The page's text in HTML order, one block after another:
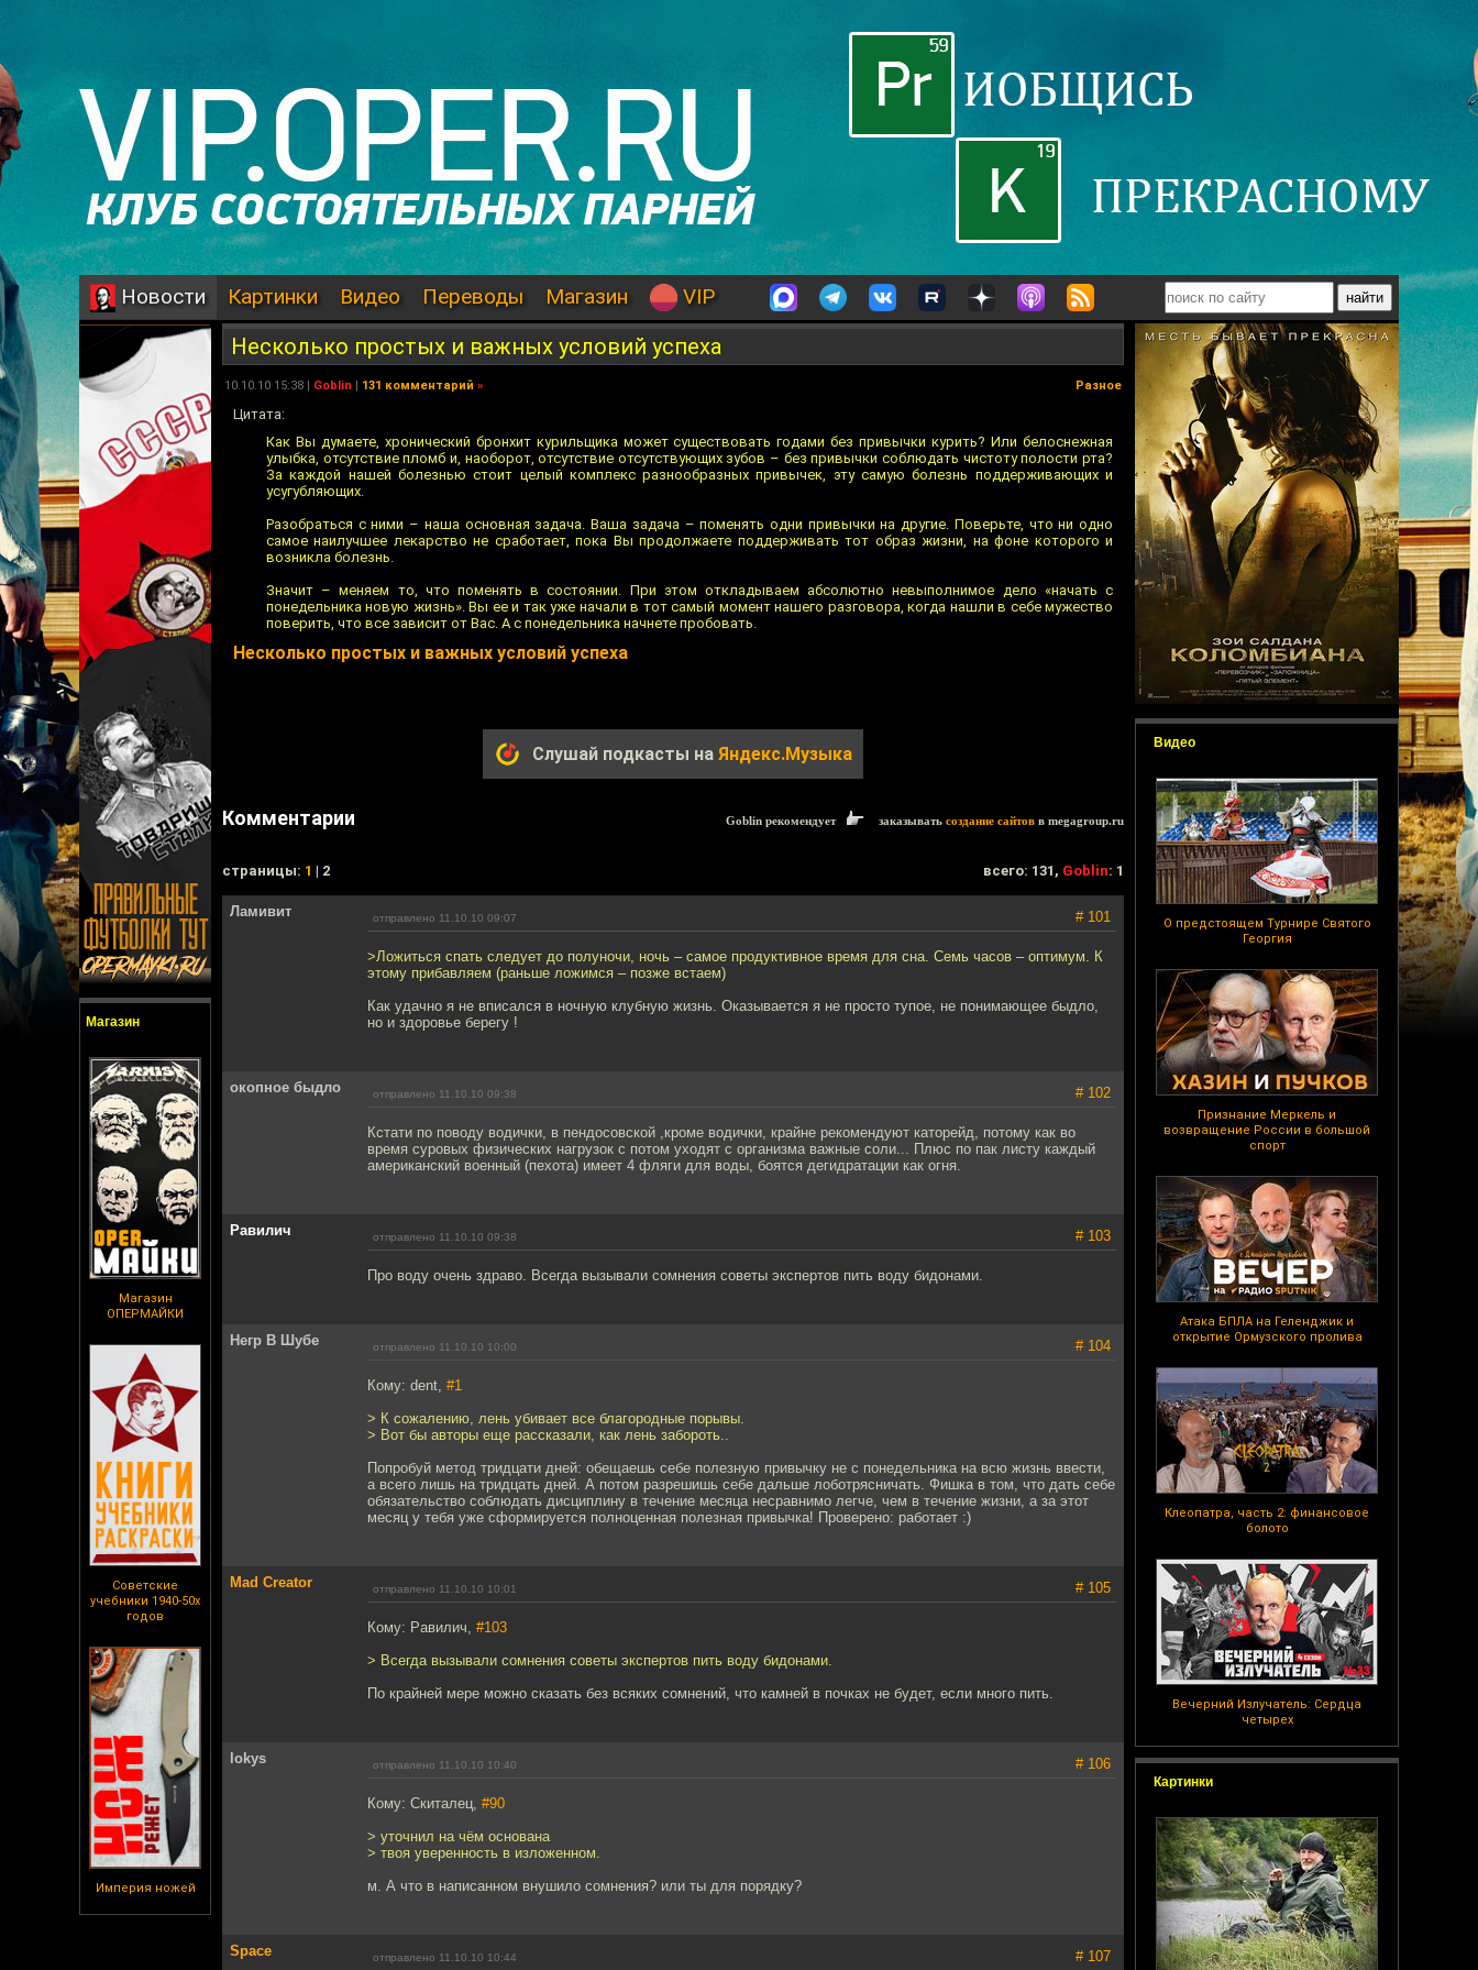
Новости Картинки Видео Переводы Магазин VIP
Магазин
Магазин
ОПЕРМАЙКИ
Советские
учебники 1940-50х
годов
Империя ножей
Видео
О предстоящем Турнире Святого
Георгия
Признание Меркель и
возвращение России в большой
спорт
Атака БПЛА на Геленджик и
открытие Ормузского пролива
Клеопатра, часть 2: финансовое
болото
Вечерний Излучатель: Сердца
четырех
Картинки
Несколько простых и важных условий успеха
10.10.10 15:38 | Goblin | 131 комментарий » Разное
Цитата:
Как Вы думаете, хронический бронхит курильщика может существовать годами без привычки курить? Или белоснежная
улыбка, отсутствие пломб и, наоборот, отсутствие отсутствующих зубов – без привычки соблюдать чистоту полости рта?
За каждой нашей болезнью стоит целый комплекс разнообразных привычек, эту самую болезнь поддерживающих и
усугубляющих.
Разобраться с ними – наша основная задача. Ваша задача – поменять одни привычки на другие. Поверьте, что ни одно
самое наилучшее лекарство не сработает, пока Вы продолжаете поддерживать тот образ жизни, на фоне которого и
возникла болезнь.
Значит – меняем то, что поменять в состоянии. При этом откладываем абсолютно невыполнимое дело «начать с
понедельника новую жизнь». Вы ее и так уже начали в тот самый момент нашего разговора, когда нашли в себе мужество
поверить, что все зависит от Вас. А с понедельника начнете пробовать.
Несколько простых и важных условий успеха
Слушай подкасты на Яндекс.Музыка
Комментарии Goblin рекомендует заказывать создание сайтов в megagroup.ru
cтраницы: 1 | 2 всего: 131, Goblin: 1
Ламивит отправлено 11.10.10 09:07 # 101
>Ложиться спать следует до полуночи, ночь – самое продуктивное время для сна. Семь часов – оптимум. К
этому прибавляем (раньше ложимся – позже встаем)
Как удачно я не вписался в ночную клубную жизнь. Оказывается я не просто тупое, не понимающее быдло,
но и здоровье берегу !
окопное быдло отправлено 11.10.10 09:38 # 102
Кстати по поводу водички, в пендосовской ,кроме водички, крайне рекомендуют каторейд, потому как во
время суровых физических нагрузок с потом уходят с организма важные соли... Плюс по пак листу каждый
американский военный (пехота) имеет 4 фляги для воды, боятся дегидратации как огня.
Равилич отправлено 11.10.10 09:38 # 103
Про воду очень здраво. Всегда вызывали сомнения советы экспертов пить воду бидонами.
Негр В Шубе отправлено 11.10.10 10:00 # 104
Кому: dent, #1
> К сожалению, лень убивает все благородные порывы.
> Вот бы авторы еще рассказали, как лень забороть..
Попробуй метод тридцати дней: обещаешь себе полезную привычку не с понедельника на всю жизнь ввести,
а всего лишь на тридцать дней. А потом разрешишь себе дальше лоботрясничать. Фишка в том, что дать себе
обязательство соблюдать дисциплину в течение месяца несравнимо легче, чем в течение жизни, а за этот
месяц у тебя уже сформируется полноценная полезная привычка! Проверено: работает :)
Mad Creator отправлено 11.10.10 10:01 # 105
Кому: Равилич, #103
> Всегда вызывали сомнения советы экспертов пить воду бидонами.
По крайней мере можно сказать без всяких сомнений, что камней в почках не будет, если много пить.
lokys отправлено 11.10.10 10:40 # 106
Кому: Скиталец, #90
> уточнил на чём основана
> твоя уверенность в изложенном.
м. А что в написанном внушило сомнения? или ты для порядку?
Space отправлено 11.10.10 10:44 # 107